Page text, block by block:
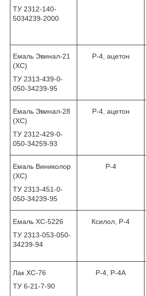
ТУ 2312-140-
5034239-2000
Емаль Эвинал-21
(ХС)
ТУ 2313-439-0-
050-34239-95
Р-4, ацетон
Емаль Эвинал-28
(ХС)
ТУ 2312-429-0-
050-34259-93
Р-4, ацетон
Емаль Виниколор
(ХС)
ТУ 2313-451-0-
050-34239-95
Р-4
Емаль ХС-5226
ТУ 2313-053-050-
34239-94
Ксилол, Р-4
Лак ХС-76
ТУ 6-21-7-90
Р-4, Р-4А